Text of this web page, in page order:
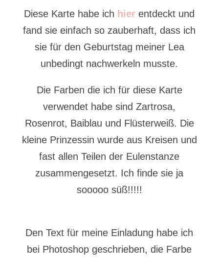
Diese Karte habe ich hier entdeckt und
fand sie einfach so zauberhaft, dass ich
sie für den Geburtstag meiner Lea
unbedingt nachwerkeln musste.
Die Farben die ich für diese Karte
verwendet habe sind Zartrosa,
Rosenrot, Baiblau und Flüsterweiß. Die
kleine Prinzessin wurde aus Kreisen und
fast allen Teilen der Eulenstanze
zusammengesetzt. Ich finde sie ja
sooooo süß!!!!!
Den Text für meine Einladung habe ich
bei Photoshop geschrieben, die Farbe